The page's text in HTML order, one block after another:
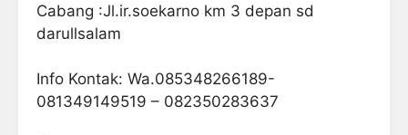
Cabang :Jl.ir.soekarno km 3 depan sd
darullsalam
Info Kontak: Wa.085348266189-
081349149519 – 082350283637